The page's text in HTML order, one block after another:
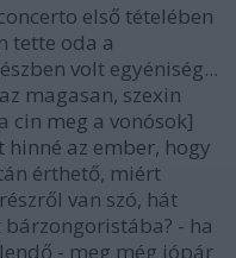
első tételében
tette oda a
volt egyéniség...
magasan, szexin
cin meg a vonósok]
az ember, hogy
érthető, miért
van szó, hát
- ha
- meg még jópár